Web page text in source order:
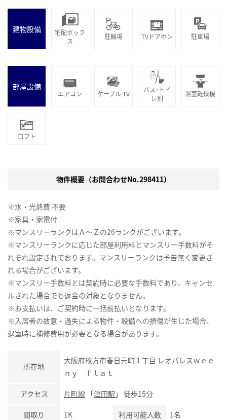
建物設備
宅配ボック
ス
駐輪場 TVドアホン 駐車場
部屋設備
エアコン ケーブル TV
バス･トイ
レ別
浴室乾燥機
ロフト
物件概要（お問合わせNo.298411）
※水・光熱費 不要
※家具・家電付
※マンスリーランクはＡ～Ｚの26ランクがございます。
※マンスリーランクに応じた部屋利用料とマンスリー手数料がそ
れぞれ設定されております。マンスリーランクは予告無く変更さ
れる場合がございます。
※マンスリー手数料とは契約時に必要な手数料であり、キャンセ
ルされた場合でも返金の対象となりません。
※お支払いは、ご契約時に一括前払いとなります。
※入居者の故意・過失による物件・設備への損傷が生じた場合、
退室時に補修費用が必要となる場合があります。
所在地
大阪府枚方市春日元町１丁目 レオパレスｗｅｅ
ｎｙ ｆｌａｔ
アクセス 片町線 「津田駅 」 徒歩15分
間取り 1K 利用可能人数 1名